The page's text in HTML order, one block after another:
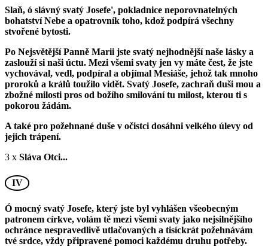
Slaň, ó slávný svatý Josefe', pokladnice neporovnatelných
bohatství Nebe a opatrovník toho, kdož podpírá všechny
stvořené bytosti.
Po Nejsvětější Panně Marii jste svatý nejhodnější naše lásky a
zaslouží si naši úctu. Mezi všemi svaty jen vy máte čest, že jste
vychovával, vedl, podpíral a objímal Mesiáše, jehož tak mnoho
proroků a králů toužilo vidět. Svatý Josefe, zachraň duši mou a
zbožné milosti pros od božího smilování tu milost, kterou ti s
pokorou žádám.
A také pro požehnané duše v očistci dosáhni velkého úlevy od
jejich trápení.
3 x Sláva Otci...
IV
Ó mocný svatý Josefe, který jste byl vyhlášen všeobecným
patronem církve, volám tě mezi všemi svaty jako nejsilnějšího
ochránce nespravedlivě utlačovaných a tisíckrát požehnávám
tvé srdce, vždy připravené pomoci každému druhu potřeby.